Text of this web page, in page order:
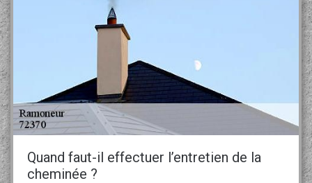
Quand faut-il effectuer l’entretien de la
cheminée ?